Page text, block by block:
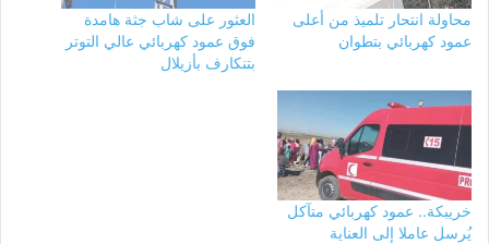
محاولة انتحار تلميذ من أعلى
عمود كهربائي بتطوان
العثور على شاب جثة هامدة
فوق عمود كهربائي عالي التوتر
بتنكارف بأزيلال
خريبكة.. عمود كهربائي متآكل
يُرسل عاملا إلى العناية